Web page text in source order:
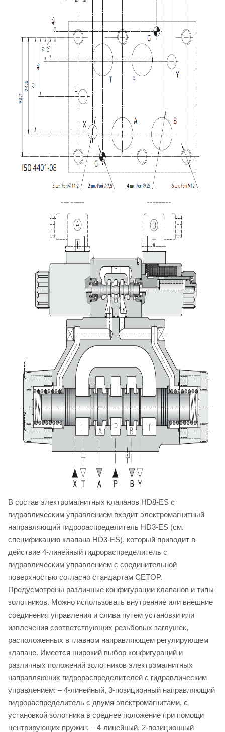
В состав электромагнитных клапанов HD8-ES с
гидравлическим управлением входит электромагнитный
направляющий гидрораспределитель HD3-ES (см.
спецификацию клапана HD3-ES), который приводит в
действие 4-линейный гидрораспределитель с
гидравлическим управлением с соединительной
поверхностью согласно стандартам CETOP.
Предусмотрены различные конфигурации клапанов и типы
золотников. Можно использовать внутренние или внешние
соединения управления и слива путем установки или
извлечения соответствующих резьбовых заглушек,
расположенных в главном направляющем регулирующем
клапане. Имеется широкий выбор конфигураций и
различных положений золотников электромагнитных
направляющих гидрораспределителей с гидравлическим
управлением: – 4-линейный, 3-позиционный направляющий
гидрораспределитель с двумя электромагнитами, с
установкой золотника в среднее положение при помощи
центрирующих пружин; – 4-линейный, 2-позиционный